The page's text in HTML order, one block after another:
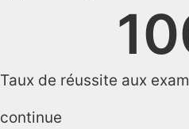
Taux de réussite aux
continue